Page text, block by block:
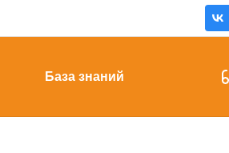
База знаний